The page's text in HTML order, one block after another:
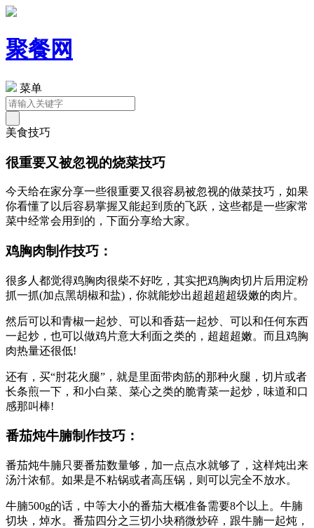
聚餐网
菜单
美食技巧
很重要又被忽视的烧菜技巧
今天给在家分享一些很重要又很容易被忽视的做菜技巧，如果
你看懂了以后容易掌握又能起到质的飞跃，这些都是一些家常
菜中经常会用到的，下面分享给大家。
鸡胸肉制作技巧：
很多人都觉得鸡胸肉很柴不好吃，其实把鸡胸肉切片后用淀粉
抓一抓(加点黑胡椒和盐)，你就能炒出超超超超级嫩的肉片。
然后可以和青椒一起炒、可以和香菇一起炒、可以和任何东西
一起炒，也可以做鸡片意大利面之类的，超超超嫩。而且鸡胸
肉热量还很低!
还有，买“肘花火腿”，就是里面带肉筋的那种火腿，切片或者
长条煎一下，和小白菜、菜心之类的脆青菜一起炒，味道和口
感那叫棒!
番茄炖牛腩制作技巧：
番茄炖牛腩只要番茄数量够，加一点点水就够了，这样炖出来
汤汁浓郁。如果是不粘锅或者高压锅，则可以完全不放水。
牛腩500g的话，中等大小的番茄大概准备需要8个以上。牛腩
切块，焯水。番茄四分之三切小块稍微炒碎，跟牛腩一起炖，